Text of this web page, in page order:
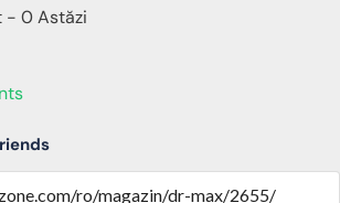
- 0 Astăzi